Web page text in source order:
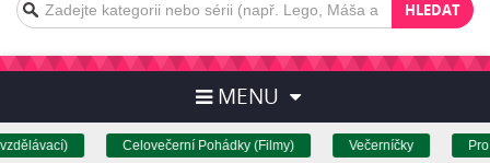
HLEDAT
MENU
Celovečerní Pohádky (Filmy) Večerníčky Pro